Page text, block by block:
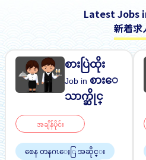
Latest Jobs
新着求
စားပြဲထိုး
Job in စားေ
သာက္ဆိုင္
အချိန်ပိုင်း
စေန တနဂၤေႏြ အဆိုင္း